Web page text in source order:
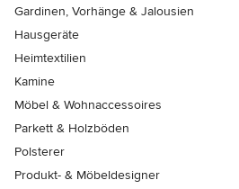
Gardinen, Vorhänge & Jalousien
Hausgeräte
Heimtextilien
Kamine
Möbel & Wohnaccessoires
Parkett & Holzböden
Polsterer
Produkt- & Möbeldesigner